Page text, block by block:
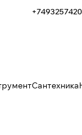
Сантехника